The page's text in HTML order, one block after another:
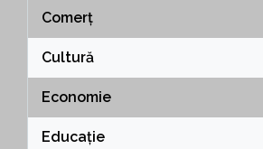
Comerț
Cultură
Economie
Educație